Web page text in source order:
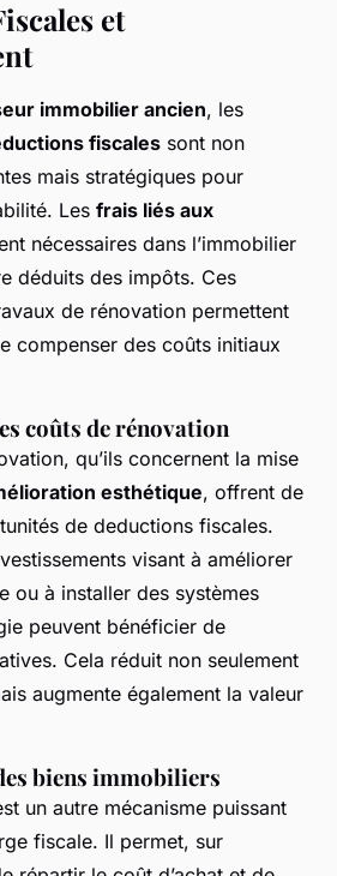
et
immobilier ancien, les
fiscales sont non
mais stratégiques pour
Les frais liés aux
nécessaires dans l’immobilier
déduits des impôts. Ces
de rénovation permettent
compenser des coûts initiaux
coûts de rénovation
qu’ils concernent la mise
esthétique, offrent de
de deductions fiscales.
visant à améliorer
ou à installer des systèmes
peuvent bénéficier de
Cela réduit non seulement
augmente également la valeur
biens immobiliers
un autre mécanisme puissant
fiscale. Il permet, sur